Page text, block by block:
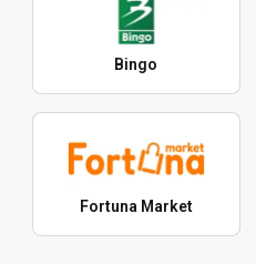
Bingo
Fortuna Market